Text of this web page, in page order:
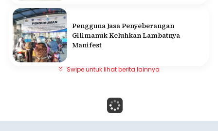
Pengguna Jasa Penyeberangan
Gilimanuk Keluhkan Lambatnya
Manifest
Swipe untuk lihat berita lainnya